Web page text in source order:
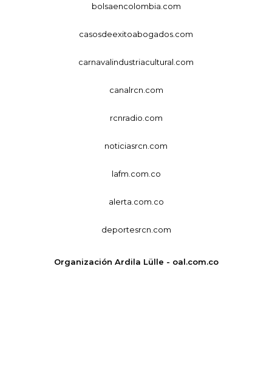
bolsaencolombia.com
casosdeexitoabogados.com
carnavalindustriacultural.com
canalrcn.com
rcnradio.com
noticiasrcn.com
lafm.com.co
alerta.com.co
deportesrcn.com
Organización Ardila Lülle - oal.com.co